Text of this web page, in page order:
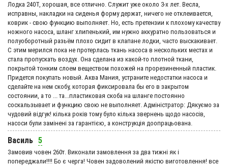
Лодка 240Т, хорошая, все отлично. Служит уже около 3-х лет. Весла,
исправны, накладки на сиденья форму держат, ничего не отклеивается,
коврик - свою функцию выполняет. Но, есть претензии к плохому качеству
ножного насоса, шланг хлипенький, им нужно аккуратно пользоваться и
полуоборотный разьём плохо сидит в клапане лодки, часто выскакивает.
С этим мерился пока не протерлась ткань насоса в нескольких местах и
стала пропускать воздух. Она сделана из какой-то плотной ткани,
покрытой тонким слоем веществом похожей на прорезиненный пластик.
Придется покупать новый. Аква Мания, устраните недостатки насоса и
сделайте на нем скобу, которая фиксировала бы его в закрытом
состоянии, а то ... та...пластиковая скоба на шланге постоянно
соскальзывает и функцию свою не выполняет. Адмiнiстратор: Дякуємо за
чудовий вiдгук! кілька років тому було кілька звернень щодо насосів,
насоси були замінені за гарантією, а конструкція доопрацьована.
Василь 5
Замовив човен 260т. Виконали замовлення за два тижні як і
попереджали!!!! Бо є черга! Човен задоволений якістю виготовлення! все